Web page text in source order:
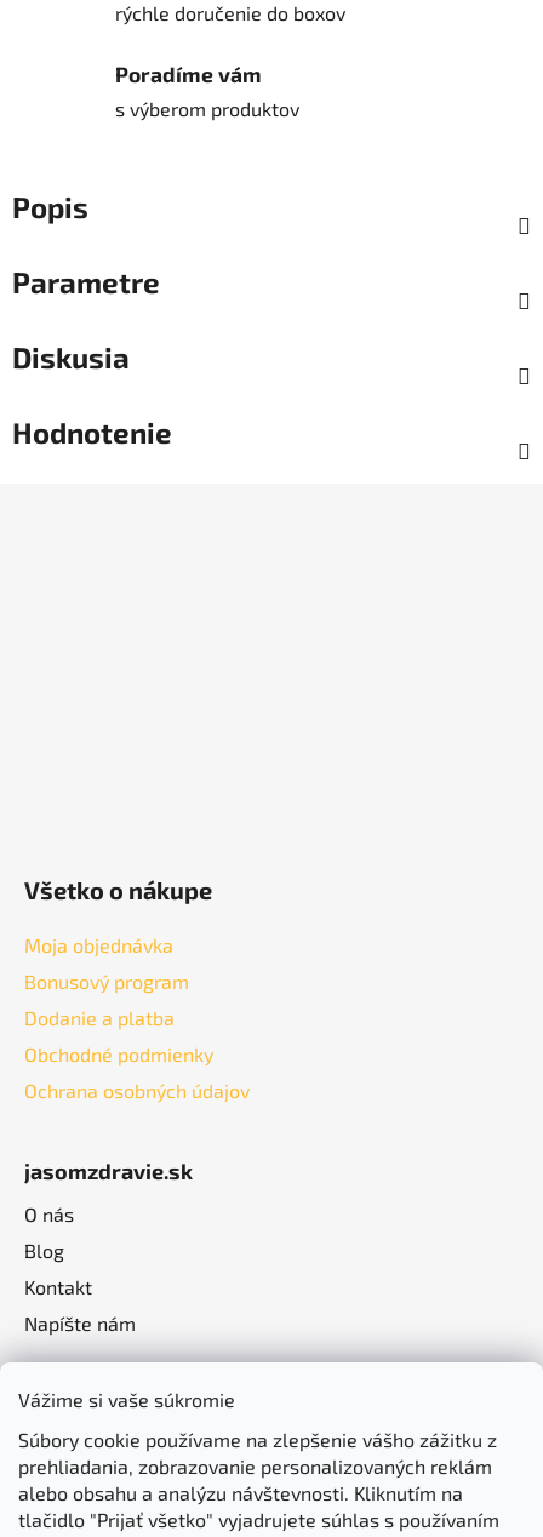
Vážime si vaše súkromie
Súbory cookie používame na zlepšenie vášho zážitku z
prehliadania, zobrazovanie personalizovaných reklám
alebo obsahu a analýzu návštevnosti. Kliknutím na
tlačidlo "Prijať všetko" vyjadrujete súhlas s používaním
rýchle doručenie do boxov
Poradíme vám
s výberom produktov
Popis
Parametre
Diskusia
Hodnotenie
Všetko o nákupe
Moja objednávka
Bonusový program
Dodanie a platba
Obchodné podmienky
Ochrana osobných údajov
jasomzdravie.sk
O nás
Blog
Kontakt
Napíšte nám